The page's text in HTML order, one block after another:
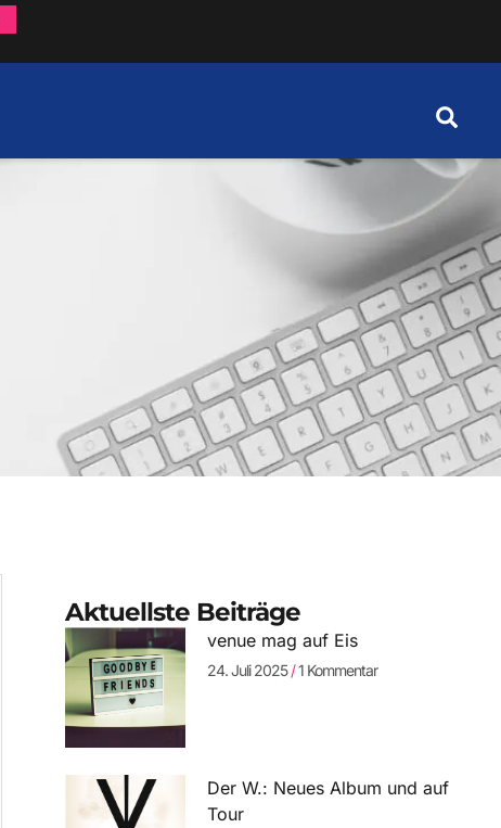
Aktuellste Beiträge
venue mag auf Eis
24. Juli 2025 1 Kommentar
Der W.: Neues Album und auf
Tour